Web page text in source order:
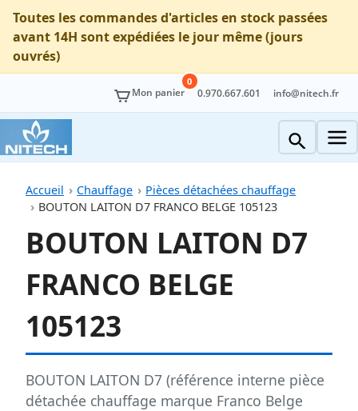
Toutes les commandes d'articles en stock passées
avant 14H sont expédiées le jour même (jours
ouvrés)
Mon panier
0
0.970.667.601 info@nitech.fr
Accueil Chauffage
Pièces détachées chauffage
BOUTON LAITON D7 FRANCO BELGE 105123
BOUTON LAITON D7
FRANCO BELGE
105123
BOUTON LAITON D7 (référence interne pièce
détachée chauffage marque Franco Belge